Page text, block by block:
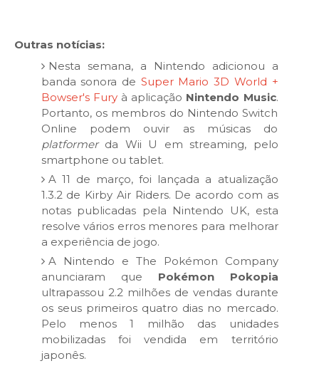
Outras notícias:
Nesta semana, a Nintendo adicionou a
banda sonora de Super Mario 3D World +
Bowser's Furyà aplicação Nintendo Music.
Portanto, os membros do Nintendo Switch
Online podem ouvir as músicas do
platformer da Wii U em streaming, pelo
smartphone ou tablet.
A 11 de março, foi lançada a atualização
1.3.2 de Kirby Air Riders. De acordo com as
notas publicadas pela Nintendo UK, esta
resolve vários erros menores para melhorar
a experiência de jogo.
A Nintendo e The Pokémon Company
anunciaram que Pokémon Pokopia
ultrapassou 2.2 milhões de vendas durante
os seus primeiros quatro dias no mercado.
Pelo menos 1 milhão das unidades
mobilizadas foi vendida em território
japonês.